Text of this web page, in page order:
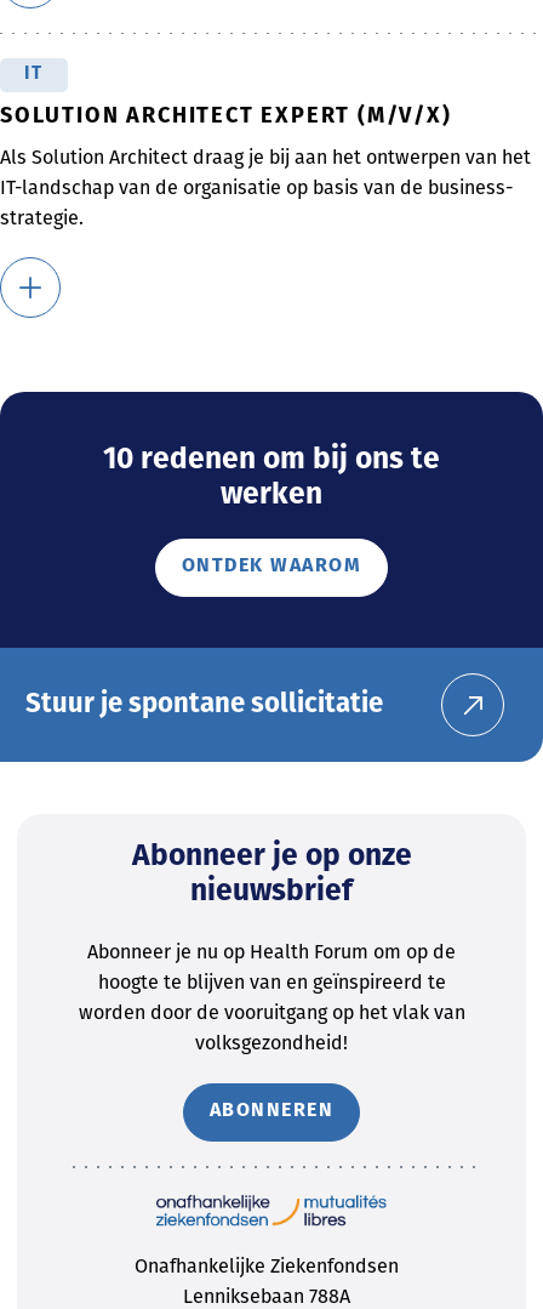
SOLUTION ARCHITECT EXPERT (M/V/X)
Als Solution Architect draag je bij aan het ontwerpen van het
IT-landschap van de organisatie op basis van de business-
strategie.
10 redenen om bij ons te
werken
ONTDEK WAAROM
Stuur je spontane sollicitatie
Abonneer je op onze
nieuwsbrief
Abonneer je nu op Health Forum om op de
hoogte te blijven van en geïnspireerd te
worden door de vooruitgang op het vlak van
volksgezondheid!
ABONNEREN
Onafhankelijke Ziekenfondsen
Lenniksebaan 788A